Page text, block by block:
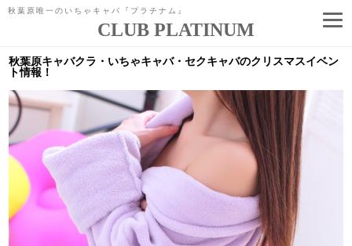
秋葉原唯一のいちゃキャバ『プラチナム』
CLUB PLATINUM
ン
ツ
へ
ス
キ
ッ
プ
秋葉原キャバクラ・いちゃキャバ・セクキャバのクリスマスイベン
ト情報！